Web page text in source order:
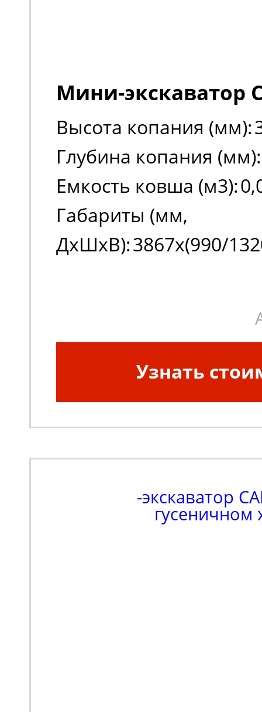
Мини-экскаватор
Высота копания (мм):
Глубина копания (мм):
Емкость ковша (м3):
Габариты (мм,
ДxШxВ):3867х(990/
Узнать